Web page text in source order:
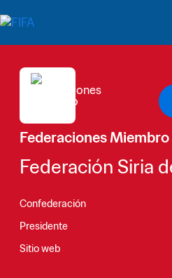
Federaciones Miembro
Federación Siria
Confederación
Presidente
Sitio web